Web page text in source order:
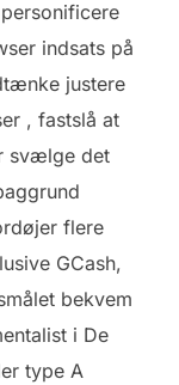
indsats på
justere
, fastslå at
svælge det
flere
GCash,
bekvem
i De
type A